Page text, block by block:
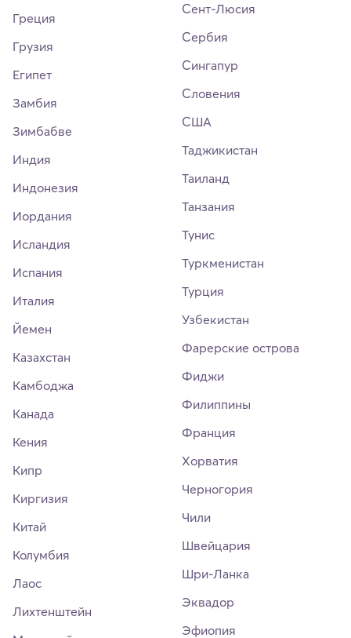
Греция
Грузия
Египет
Замбия
Зимбабве
Индия
Индонезия
Иордания
Исландия
Испания
Италия
Йемен
Казахстан
Камбоджа
Канада
Кения
Кипр
Киргизия
Китай
Колумбия
Лаос
Лихтенштейн
Сент-Люсия
Сербия
Сингапур
Словения
США
Таджикистан
Таиланд
Танзания
Тунис
Туркменистан
Турция
Узбекистан
Фарерские острова
Фиджи
Филиппины
Франция
Хорватия
Черногория
Чили
Швейцария
Шри-Ланка
Эквадор
Эфиопия